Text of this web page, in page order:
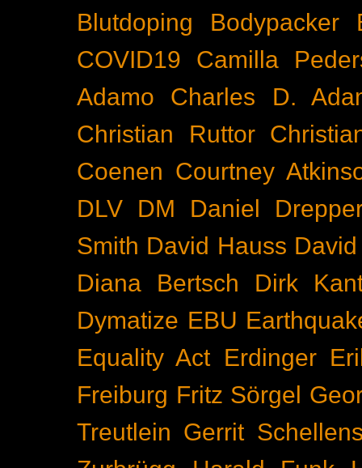
Blutdoping
Bodypacker
COVID19
Camilla
Adamo
Charles D.
Christian Ruttor
Coenen Courtney
DLV
DM
Daniel
Smith David Hauss
Diana Bertsch
Dirk
Dymatize EBU
Equality Act Erdinger
Freiburg Fritz Sörgel
Treutlein Gerrit